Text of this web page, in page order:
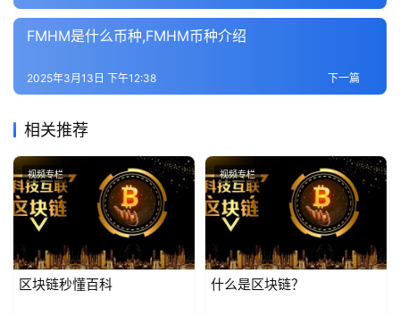
FMHM是什么币种,FMHM币种介绍
下一篇
2025年3月13日 下午12:38
相关推荐
视频专栏
区块链秒懂百科
视频专栏
什么是区块链？